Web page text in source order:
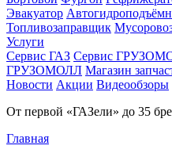
Эвакуатор
Топливозаправщик
Услуги
Сервис ГАЗ Сервис
ГРУЗОМОЛЛ Магазин
Новости Акции Видеообзоры
От первой «ГАЗели» до 35
Главная